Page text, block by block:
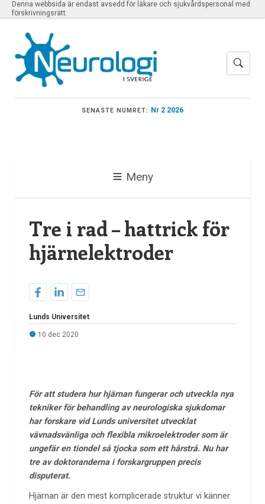
Denna webbsida är endast avsedd för läkare och sjukvårdspersonal med
förskrivningsrätt.
SENASTE NUMRET: Nr 2 2026
Meny
Tre i rad – hattrick för
hjärnelektroder
Lunds Universitet
10 dec 2020
För att studera hur hjärnan fungerar och utveckla nya
tekniker för behandling av neurologiska sjukdomar
har forskare vid Lunds universitet utvecklat
vävnadsvänliga och flexibla mikroelektroder som är
ungefär en tiondel så tjocka som ett hårstrå. Nu har
tre av doktoranderna i forskargruppen precis
disputerat.
Hjärnan är den mest komplicerade struktur vi känner